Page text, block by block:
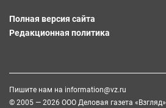
Полная версия сайта
Редакционная политика
Пишите нам на information@vz.ru
© 2005 — 2026 ООО Деловая газета «Взгляд»